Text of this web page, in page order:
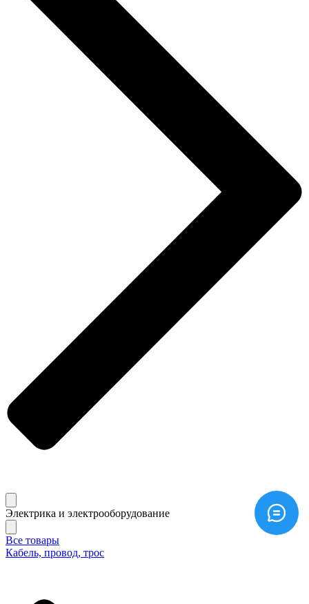
Электрика и электрооборудование
Все товары
Кабель, провод, трос